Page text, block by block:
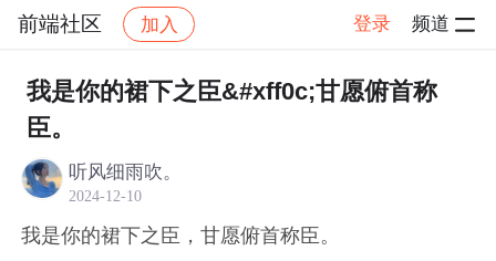
前端社区 加入 登录 频道
社区 前端社区 感慨 帖子详情
我是你的裙下之臣&#xff0c;甘愿俯首称
臣。
听风细雨吹。
2024-12-10
我是你的裙下之臣，甘愿俯首称臣。